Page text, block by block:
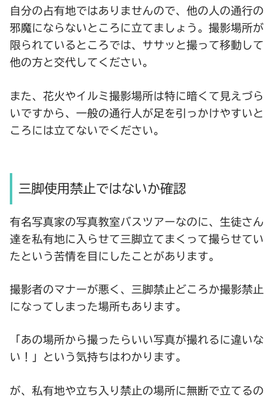
自分の占有地ではありませんので、他の人の通行の
邪魔にならないところに立てましょう。撮影場所が
限られているところでは、ササッと撮って移動して
他の方と交代してください。
また、花火やイルミ撮影場所は特に暗くて見えづら
いですから、一般の通行人が足を引っかけやすいと
ころには立てないでください。
三脚使用禁止ではないか確認
有名写真家の写真教室バスツアーなのに、生徒さん
達を私有地に入らせて三脚立てまくって撮らせてい
たという苦情を目にしたことがあります。
撮影者のマナーが悪く、三脚禁止どころか撮影禁止
になってしまった場所もあります。
「あの場所から撮ったらいい写真が撮れるに違いな
い！」という気持ちはわかります。
が、私有地や立ち入り禁止の場所に無断で立てるの